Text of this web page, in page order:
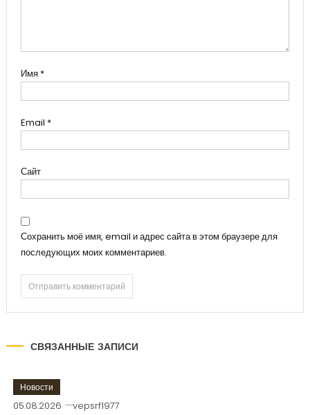
Имя *
Email *
Сайт
Сохранить моё имя, email и адрес сайта в этом браузере для
последующих моих комментариев.
СВЯЗАННЫЕ ЗАПИСИ
Новости
05.08.2026 vepsrf1977